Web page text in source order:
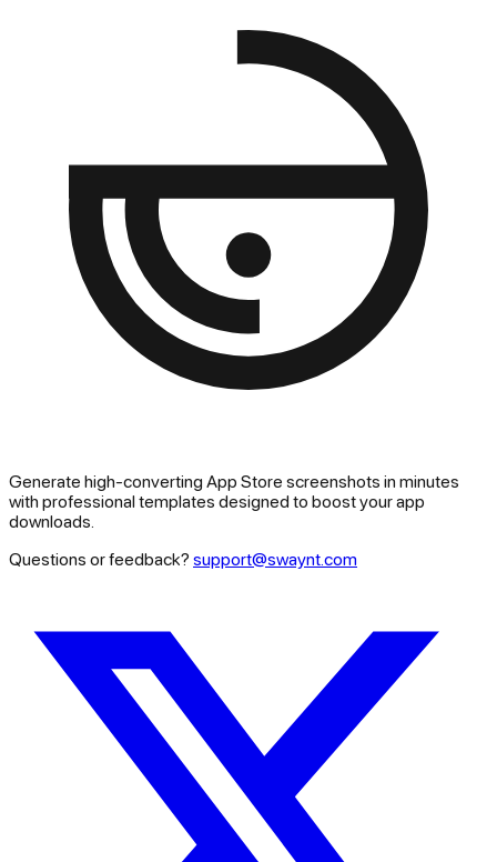
Generate high-converting App Store screenshots in minutes
with professional templates designed to boost your app
downloads.
Questions or feedback? support@swaynt.com